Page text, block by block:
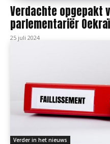
Verdachte opgepakt
parlementariër
25 juli 2024
Verder in het nieuws